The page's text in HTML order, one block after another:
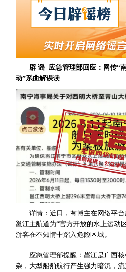
辟 谣 应急管理部回应：网传“
动”系曲解误读
详情：近日，有博主在网络平台
邕江主航道为“官方开放的水上运动
游客在不知情中踏入危险区域。
应急管理部提醒：邕江是广西核
杂，大型船舶航行产生强力暗流，